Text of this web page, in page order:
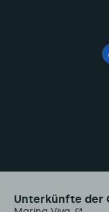
Unterkünfte der